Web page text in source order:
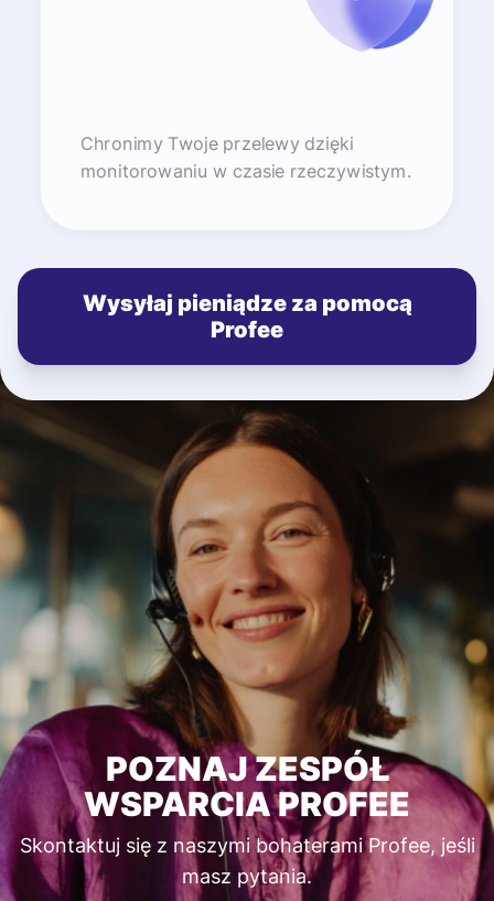
Chronimy Twoje przelewy dzięki
monitorowaniu w czasie rzeczywistym.
Wysyłaj pieniądze za pomocą
Profee
POZNAJ ZESPÓŁ
WSPARCIA PROFEE
Skontaktuj się z naszymi bohaterami Profee, jeśli
masz pytania.